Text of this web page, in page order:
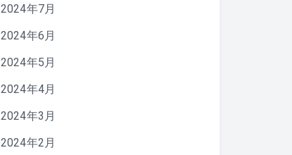
2024年7月
2024年6月
2024年5月
2024年4月
2024年3月
2024年2月